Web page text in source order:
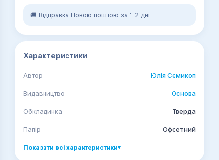
🚚 Відправка Новою поштою за 1–2 дні
Характеристики
Автор Юлія Семикоп
Видавництво Основа
Обкладинка Тверда
Папір Офсетний
Показати всі характеристики▾